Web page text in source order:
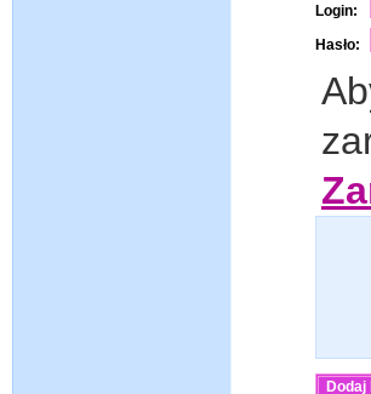
Login:
Hasło: